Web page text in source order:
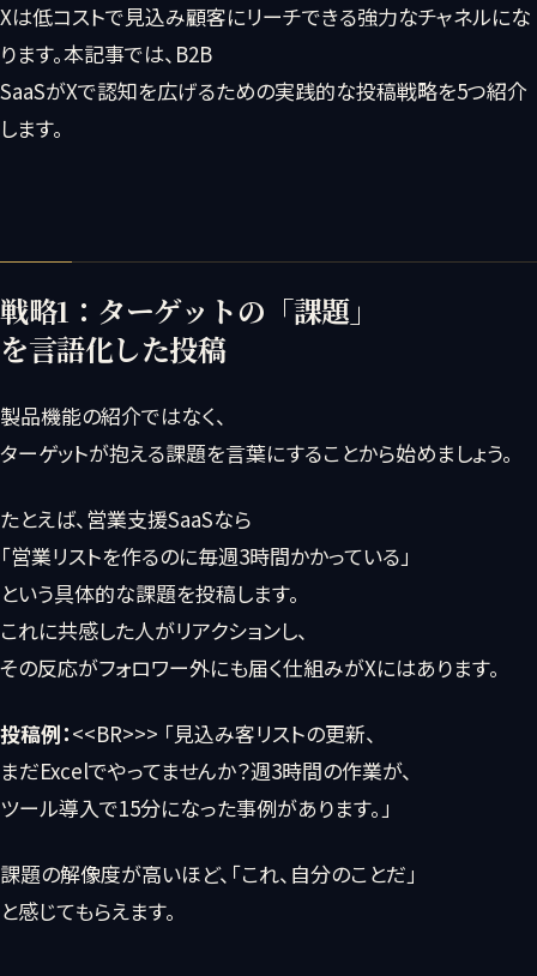
Xは低コストで見込み顧客にリーチできる強力なチャネルにな
ります。本記事では、B2B
SaaSがXで認知を広げるための実践的な投稿戦略を5つ紹介
します。
戦略1：ターゲットの「課題」
を言語化した投稿
製品機能の紹介ではなく、
ターゲットが抱える課題を言葉にすることから始めましょう。
たとえば、営業支援SaaSなら
「営業リストを作るのに毎週3時間かかっている」
という具体的な課題を投稿します。
これに共感した人がリアクションし、
その反応がフォロワー外にも届く仕組みがXにはあります。
投稿例：<<BR>>> 「見込み客リストの更新、
まだExcelでやってませんか？週3時間の作業が、
ツール導入で15分になった事例があります。」
課題の解像度が高いほど、「これ、自分のことだ」
と感じてもらえます。